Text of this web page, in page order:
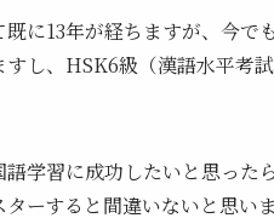
に13年が経ちますが、今
し、HSK6級（漢語水平考
学習に成功したいと思っ
ーすると間違いないと思いま